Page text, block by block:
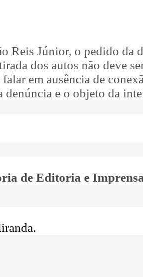
Reis Júnior, o pedido da
dos autos não deve
falar em ausência de
denúncia e o objeto da
de Editoria e